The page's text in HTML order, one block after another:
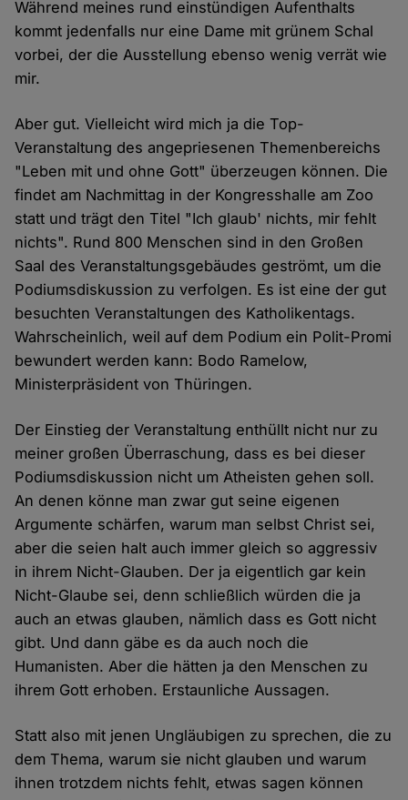
Während meines rund einstündigen Aufenthalts
kommt jedenfalls nur eine Dame mit grünem Schal
vorbei, der die Ausstellung ebenso wenig verrät wie
mir.
Aber gut. Vielleicht wird mich ja die Top-
Veranstaltung des angepriesenen Themenbereichs
"Leben mit und ohne Gott" überzeugen können. Die
findet am Nachmittag in der Kongresshalle am Zoo
statt und trägt den Titel "Ich glaub' nichts, mir fehlt
nichts". Rund 800 Menschen sind in den Großen
Saal des Veranstaltungsgebäudes geströmt, um die
Podiumsdiskussion zu verfolgen. Es ist eine der gut
besuchten Veranstaltungen des Katholikentags.
Wahrscheinlich, weil auf dem Podium ein Polit-Promi
bewundert werden kann: Bodo Ramelow,
Ministerpräsident von Thüringen.
Der Einstieg der Veranstaltung enthüllt nicht nur zu
meiner großen Überraschung, dass es bei dieser
Podiumsdiskussion nicht um Atheisten gehen soll.
An denen könne man zwar gut seine eigenen
Argumente schärfen, warum man selbst Christ sei,
aber die seien halt auch immer gleich so aggressiv
in ihrem Nicht-Glauben. Der ja eigentlich gar kein
Nicht-Glaube sei, denn schließlich würden die ja
auch an etwas glauben, nämlich dass es Gott nicht
gibt. Und dann gäbe es da auch noch die
Humanisten. Aber die hätten ja den Menschen zu
ihrem Gott erhoben. Erstaunliche Aussagen.
Statt also mit jenen Ungläubigen zu sprechen, die zu
dem Thema, warum sie nicht glauben und warum
ihnen trotzdem nichts fehlt, etwas sagen können